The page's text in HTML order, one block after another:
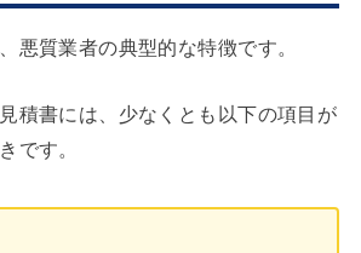
悪質業者の典型的な特徴です。
積書には、少なくとも以下の項目が
です。